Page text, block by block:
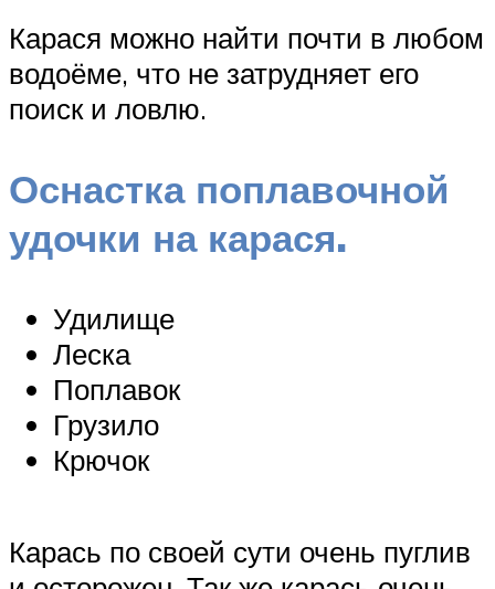
Карася можно найти почти в любом
водоёме, что не затрудняет его
поиск и ловлю.
Оснастка поплавочной
удочки на карася.
Удилище
Леска
Поплавок
Грузило
Крючок
Карась по своей сути очень пуглив